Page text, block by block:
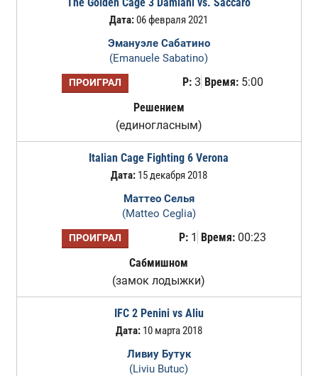
Дата:06 февраля 2021
Эмануэле Сабатино
(Emanuele Sabatino)
ПРОИГРАЛ Р:3 Время:5:00
Решением
(единогласным)
Italian Cage Fighting 6 Verona
Дата:15 декабря 2018
Маттео Селья
(Matteo Ceglia)
ПРОИГРАЛ Р: 1 Время: 00:23
Сабмишном
(замок лодыжки)
IFC 2 Penini vs Aliu
Дата:10 марта 2018
Ливиу Бутук
(Liviu Butuc)